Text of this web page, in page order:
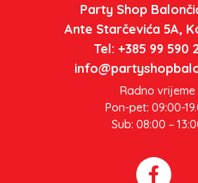
Party Shop
Ante Starčevića 5A,
Tel: +385 99 590
Radno vrijeme
Pon-pet: 09:00-
Sub: 08:00 –